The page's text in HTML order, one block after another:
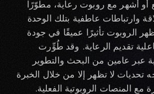
أو أشهر مع روبوت رعاية، مطوّرًا
وارتباطات عاطفية بتلك الوحدة
الروبوت تأثيرًا عميقًا في جودة
تقديم الرعاية. وقد طُوِّرت
عبر عامين من البحث والتطوير
تحديات لا تظهر إلا من خلال الخبرة
مع المنصات الروبوتية الفعلية.